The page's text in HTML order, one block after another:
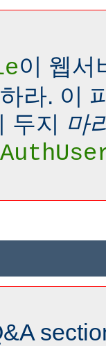
이 웹서
라. 이
두지 마